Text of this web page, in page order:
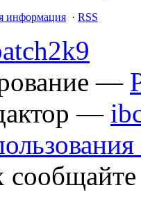
информация · RSS
—
—